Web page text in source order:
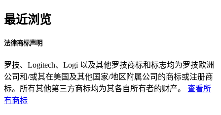
最近浏览
法律商标声明
罗技、Logitech、Logi 以及其他罗技商标和标志均为罗技欧洲
公司和/或其在美国及其他国家/地区附属公司的商标或注册商
标。所有其他第三方商标均为其各自所有者的财产。 查看所
有商标